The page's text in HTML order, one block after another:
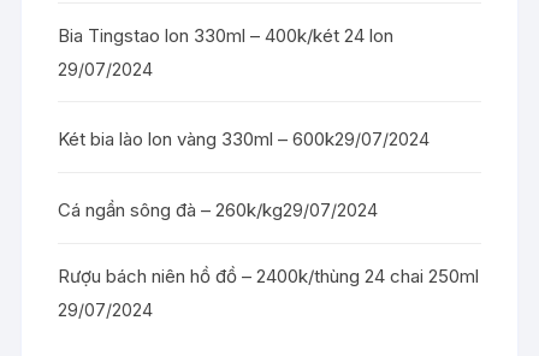
Bia Tingstao lon 330ml – 400k/két 24 lon
29/07/2024
Két bia lào lon vàng 330ml – 600k29/07/2024
Cá ngần sông đà – 260k/kg29/07/2024
Rượu bách niên hồ đồ – 2400k/thùng 24 chai 250ml
29/07/2024